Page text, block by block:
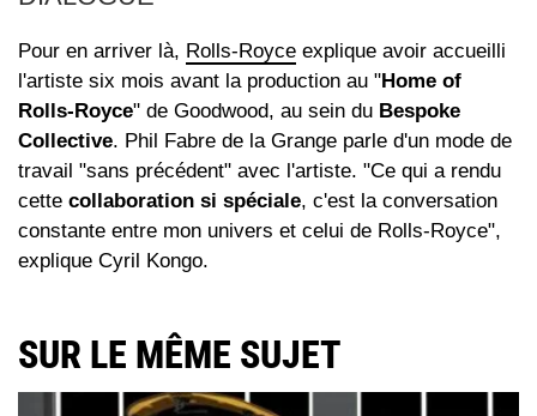
Pour en arriver là, Rolls-Royce explique avoir accueilli
l'artiste six mois avant la production au "Home of
Rolls-Royce" de Goodwood, au sein du Bespoke
Collective. Phil Fabre de la Grange parle d'un mode de
travail "sans précédent" avec l'artiste. "Ce qui a rendu
cette collaboration si spéciale, c'est la conversation
constante entre mon univers et celui de Rolls-Royce",
explique Cyril Kongo.
SUR LE MÊME SUJET